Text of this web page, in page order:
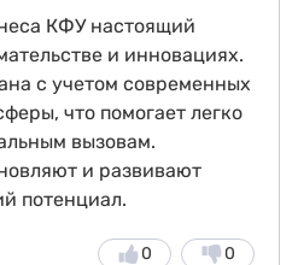
КФУ настоящий
и инновациях.
с учетом современных
что помогает легко
вызовам.
и развивают
потенциал.
0
0